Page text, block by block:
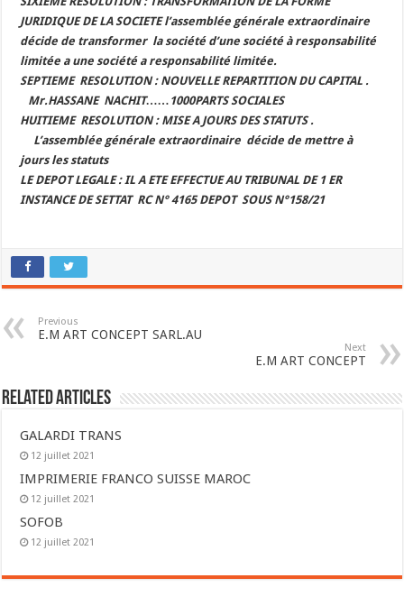
JURIDIQUE DE LA SOCIETEl’assemblée générale extraordinaire
décide de transformer la société d’une société à responsabilité
limitée a une société a responsabilité limitée.
SEPTIEME RESOLUTION : NOUVELLE REPARTITION DU CAPITAL .
Mr.HASSANE NACHIT……1000PARTS SOCIALES
HUITIEME RESOLUTION : MISE A JOURS DES STATUTS .
L’assemblée générale extraordinaire décide de mettre à
jours les statuts
LE DEPOT LEGALE : IL A ETE EFFECTUE AU TRIBUNAL DE 1 ER
INSTANCE DE SETTAT RC N°4165 DEPOT SOUS N°158/21
Previous
E.M ART CONCEPT SARL.AU
Next
E.M ART CONCEPT
Related Articles
GALARDI TRANS
12 juillet 2021
IMPRIMERIE FRANCO SUISSE MAROC
12 juillet 2021
SOFOB
12 juillet 2021